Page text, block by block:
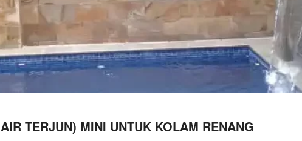
TERJUN) MINI UNTUK KOLAM RENANG